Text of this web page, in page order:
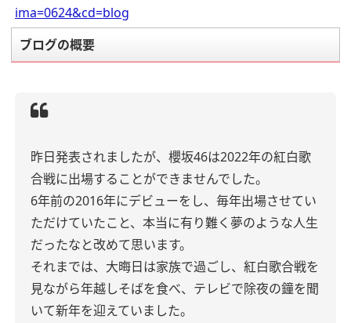
ima=0624&cd=blog
ブログの概要
昨日発表されましたが、櫻坂46は2022年の紅白歌
合戦に出場することができませんでした。
6年前の2016年にデビューをし、毎年出場させてい
ただけていたこと、本当に有り難く夢のような人生
だったなと改めて思います。
それまでは、大晦日は家族で過ごし、紅白歌合戦を
見ながら年越しそばを食べ、テレビで除夜の鐘を聞
いて新年を迎えていました。